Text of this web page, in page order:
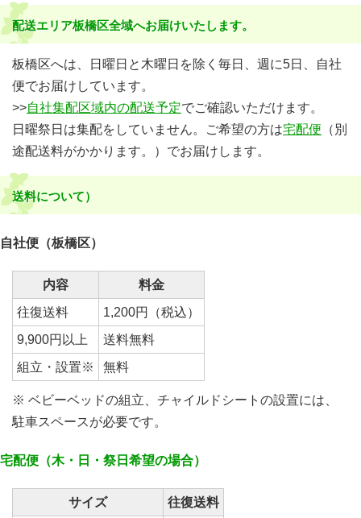
配送エリア板橋区全域へお届けいたします。
板橋区へは、日曜日と木曜日を除く毎日、週に5日、自社
便でお届けしています。
>>自社集配区域内の配送予定でご確認いただけます。
日曜祭日は集配をしていません。ご希望の方は宅配便 （別
途配送料がかかります。）でお届けします。
送料について）
自社便（板橋区）
内容
料金
往復送料
1,200円（税込）
9,900円以上
送料無料
組立・設置※
無料
※ ベビーベッドの組立、チャイルドシートの設置には、
駐車スペースが必要です。
宅配便（木・日・祭日希望の場合）
サイズ
往復送料